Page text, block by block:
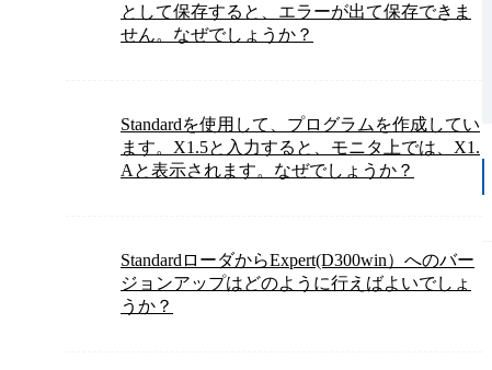
として保存すると、エラーが出て保存できま
せん。なぜでしょうか？
Standardを使用して、プログラムを作成してい
ます。X1.5と入力すると、モニタ上では、X1.
Aと表示されます。なぜでしょうか？
StandardローダからExpert(D300win）へのバー
ジョンアップはどのように行えばよいでしょ
うか？